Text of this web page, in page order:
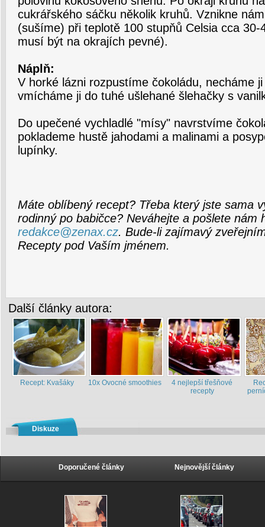
cukrářského sáčku několik kruhů. Vznikne
(sušíme) při teplotě 100 stupňů Celsia cca
musí být na okrajích pevné).
Náplň:
V horké lázni rozpustíme čokoládu, necháme
vmícháme ji do tuhé ušlehané šlehačky s
Do upečené vychladlé "mísy" navrstvíme
poklademe hustě jahodami a malinami a
lupínky.
Máte oblíbený recept? Třeba který jste sama
rodinný po babičce? Neváhejte a pošlete nám
redakce@zenax.cz. Bude-li zajímavý
Recepty pod Vaším jménem.
Další články autora:
Recept: Kvašáky 10x Ovocné smoothies
4 nejlepší třešňové
recepty
Diskuze
Doporučené články Nejnovější články